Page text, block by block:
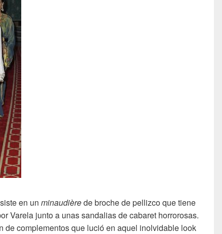
en un minaudièrede broche de pellizco que tiene
Varela junto a unas sandalias de cabaret horrorosas.
de complementos que lució en aquel inolvidable look